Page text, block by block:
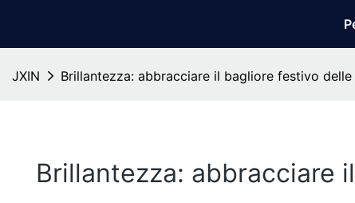
JXIN Brillantezza: abbracciare il bagliore festivo
Brillantezza: abbracciare